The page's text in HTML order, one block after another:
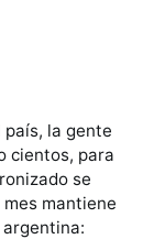
país, la gente
cientos, para
se
mantiene